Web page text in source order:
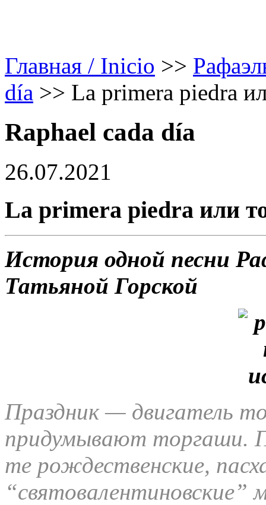
Главная / Inicio >>
día >> La primera piedra
Raphael cada día
26.07.2021
La primera piedra или
История одной песни
Татьяной Горской
Праздник — двигатель
придумывают торгаши.
те рождественские,